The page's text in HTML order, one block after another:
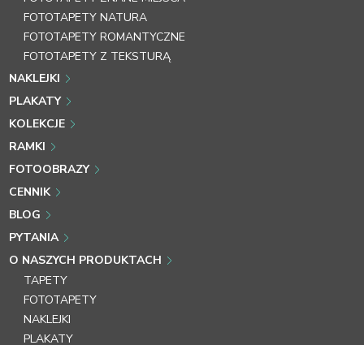
FOTOTAPETY NATURA
FOTOTAPETY ROMANTYCZNE
FOTOTAPETY Z TEKSTURĄ
NAKLEJKI
PLAKATY
KOLEKCJE
RAMKI
FOTOOBRAZY
CENNIK
BLOG
PYTANIA
O NASZYCH PRODUKTACH
TAPETY
FOTOTAPETY
NAKLEJKI
PLAKATY